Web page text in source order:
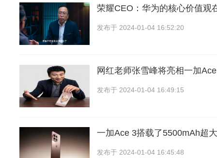
荣耀CEO：华为的核心价值观
发布于 2024-01-04 16:52:20
网红老师张雪峰将亮相一加
发布于 2024-01-04 16:49:15
一加Ace 3搭载了5500mAh超
发布于 2024-01-04 16:45:48